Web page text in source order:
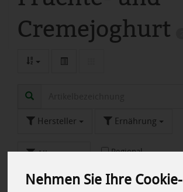
Nehmen Sie Ihre Cookie-
Cremejoghurt
Hersteller Ernährung
Allergene Regional